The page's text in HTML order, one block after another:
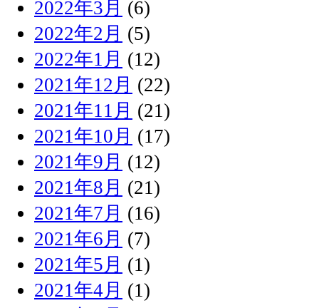
2022年3月 (6)
2022年2月 (5)
2022年1月 (12)
2021年12月 (22)
2021年11月 (21)
2021年10月 (17)
2021年9月 (12)
2021年8月 (21)
2021年7月 (16)
2021年6月 (7)
2021年5月 (1)
2021年4月 (1)